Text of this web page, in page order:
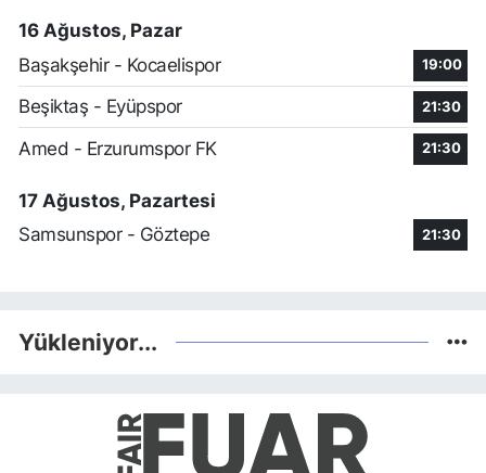
16 Ağustos, Pazar
Başakşehir - Kocaelispor
19:00
Beşiktaş - Eyüpspor 21:30
Amed - Erzurumspor FK 21:30
17 Ağustos, Pazartesi
Samsunspor - Göztepe
21:30
Yükleniyor...